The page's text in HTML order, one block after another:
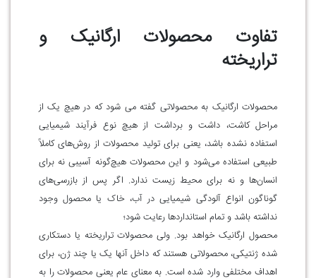
تفاوت محصولات ارگانیک و
تراریخته
محصولات ارگانیک به محصولاتی گفته می شود که در هیچ یک از
مراحل کاشت، داشت و برداشت از هیچ نوع فرآیند شیمیایی
استفاده نشده باشد، یعنی برای تولید محصولات از روش‌های کاملاً
طبیعی استفاده می‌شود و این محصولات هیچ‌گونه آسیبی نه برای
انسان‌ها و نه برای محیط ‌زیست ندارد. اگر پس از بازرسی‌های
گوناگون انواع آلودگی شیمیایی در آب، خاک یا محصول وجود
نداشته باشد و تمام استانداردها رعایت شود؛
محصول ارگانیک خواهد بود. ولی محصولات تراریخته یا دستکاری
شده ژنتیکی، محصولاتی هستند که داخل آنها یک یا چند ژن، برای
اهداف مختلفی وارد شده است. به معنای عام یعنی محصولات را به